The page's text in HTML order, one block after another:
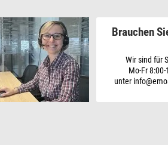
Brauchen
Wir sind für
Mo-Fr 8:00-
unter